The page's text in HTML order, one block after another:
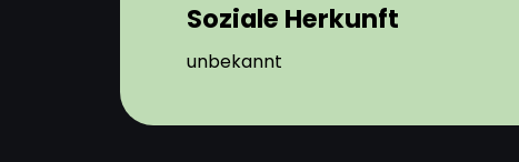
Soziale Herkunft
unbekannt